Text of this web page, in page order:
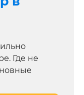
Где не